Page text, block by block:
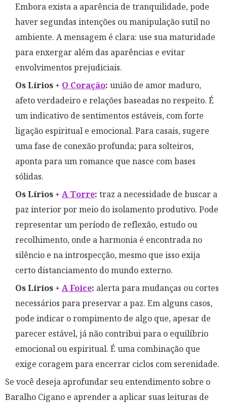
Embora exista a aparência de tranquilidade, pode
haver segundas intenções ou manipulação sutil no
ambiente. A mensagem é clara: use sua maturidade
para enxergar além das aparências e evitar
envolvimentos prejudiciais.
Os Lírios + O Coração: união de amor maduro,
afeto verdadeiro e relações baseadas no respeito. É
um indicativo de sentimentos estáveis, com forte
ligação espiritual e emocional. Para casais, sugere
uma fase de conexão profunda; para solteiros,
aponta para um romance que nasce com bases
sólidas.
Os Lírios + A Torre: traz a necessidade de buscar a
paz interior por meio do isolamento produtivo. Pode
representar um período de reflexão, estudo ou
recolhimento, onde a harmonia é encontrada no
silêncio e na introspecção, mesmo que isso exija
certo distanciamento do mundo externo.
Os Lírios + A Foice: alerta para mudanças ou cortes
necessários para preservar a paz. Em alguns casos,
pode indicar o rompimento de algo que, apesar de
parecer estável, já não contribui para o equilíbrio
emocional ou espiritual. É uma combinação que
exige coragem para encerrar ciclos com serenidade.
Se você deseja aprofundar seu entendimento sobre o
Baralho Cigano e aprender a aplicar suas leituras de